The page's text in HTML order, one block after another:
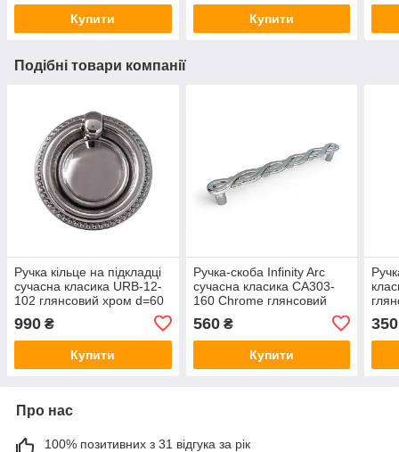
Купити Купити
Подібні товари компанії
Ручка кільце на підкладці
сучасна класика URB-12-
102 глянсовий хром d=60
990 ₴
Купити
Ручка-скоба Infinity Arc
сучасна класика CA303-
160 Chrome глянсовий
560₴
Купити
350
Про нас
100% позитивних з 31 відгука за рік